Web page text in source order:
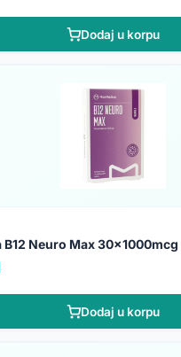
Dodaj u korpu
B12 Neuro Max 30x1000mcg
Dodaj u korpu